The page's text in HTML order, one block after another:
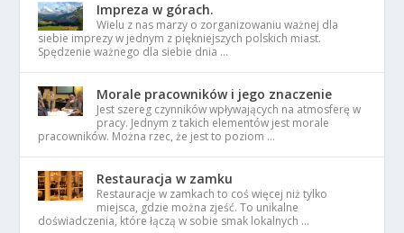
Impreza w górach.
Wielu z nas marzy o zorganizowaniu ważnej dla
siebie imprezy w jednym z piękniejszych polskich miast.
Spędzenie ważnego dla siebie dnia …
Morale pracowników i jego znaczenie
Jest szereg czynników wpływających na atmosferę w
pracy. Jednym z takich elementów jest morale
pracowników. Można rzec, że jest to poziom …
Restauracja w zamku
Restauracje w zamkach to coś więcej niż tylko
miejsca, gdzie można zjeść. To unikalne
doświadczenia, które łączą w sobie smak lokalnych …